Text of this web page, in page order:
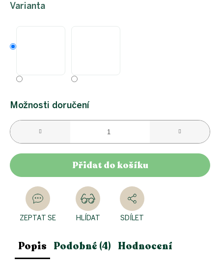
Varianta
Možnosti doručení
Přidat do košíku
ZEPTAT SE HLÍDAT SDÍLET
Popis Podobné (4) Hodnocení